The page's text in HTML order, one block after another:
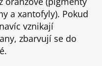
a xantofyly). Pokud
vznikají
zbarvují se do